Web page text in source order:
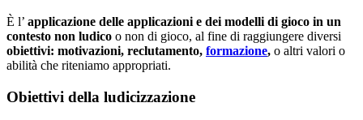
È l’ applicazione delle applicazioni e dei modelli di gioco in un
contesto non ludico o non di gioco, al fine di raggiungere diversi
obiettivi: motivazioni, reclutamento, formazione, o altri valori o
abilità che riteniamo appropriati.
Obiettivi della ludicizzazione